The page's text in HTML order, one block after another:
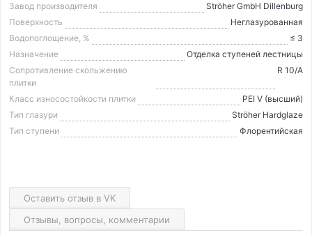
Завод производителя
Ströher GmbH Dillenburg
Поверхность
Неглазурованная
Водопоглощение, %
≤ 3
Назначение
Отделка ступеней лестницы
Сопротивление скольжению
плитки
R 10/A
Класс износостойкости плитки
PEI V (высший)
Тип глазури
Ströher Hardglaze
Тип ступени
Флорентийская
Оставить отзыв в VK
Отзывы, вопросы, комментарии